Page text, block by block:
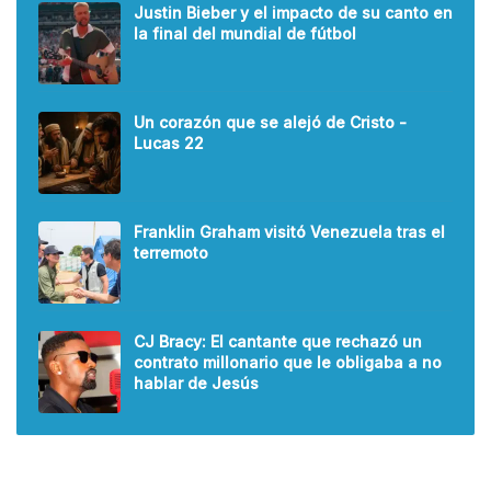
Justin Bieber y el impacto de su canto en
la final del mundial de fútbol
Un corazón que se alejó de Cristo -
Lucas 22
Franklin Graham visitó Venezuela tras el
terremoto
CJ Bracy: El cantante que rechazó un
contrato millonario que le obligaba a no
hablar de Jesús